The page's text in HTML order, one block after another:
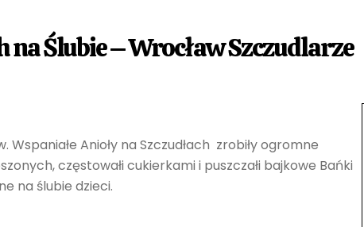
na Ślubie – Wrocław Szczudlarze
Anioły na Szczudłach zrobiły ogromne
częstowałi cukierkami i puszczałi bajkowe Bańki
na ślubie dzieci.